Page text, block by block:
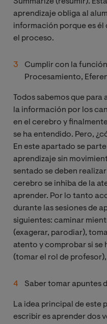
aprendizaje obliga al
información porque es
el proceso.
Cumplir con la
Procesamiento,
Todos sabemos que
la información por los
en el cerebro y
se ha entendido. Pero,
En este apartado se
aprendizaje sin
sentado se deben
cerebro se inhiba de la
aprender. Por lo tanto
durante las sesiones de
siguientes: caminar
(exagerar, parodiar),
atento y comprobar si se
(tomar el rol de
Saber tomar apuntes
La idea principal de este
escribir es aprender dos